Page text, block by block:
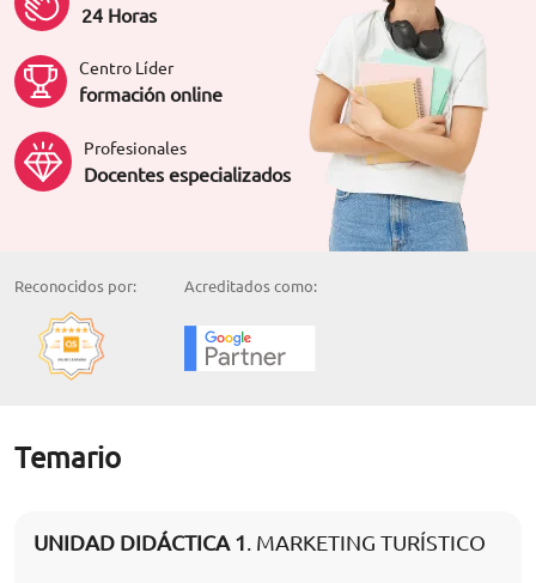
24 Horas
Centro Líder
formación online
Profesionales
Docentes especializados
Reconocidos por: Acreditados como:
Temario
UNIDAD DIDÁCTICA 1. MARKETING TURÍSTICO